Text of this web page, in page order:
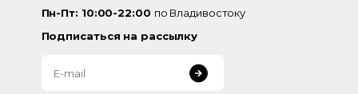
Пн-Пт: 10:00-22:00 по Владивостоку
Подписаться на рассылку